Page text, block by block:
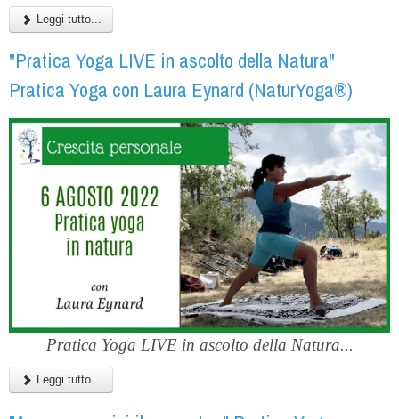
Leggi tutto...
"Pratica Yoga LIVE in ascolto della Natura"
Pratica Yoga con Laura Eynard (NaturYoga®)
Pratica Yoga LIVE in ascolto della Natura...
Leggi tutto...